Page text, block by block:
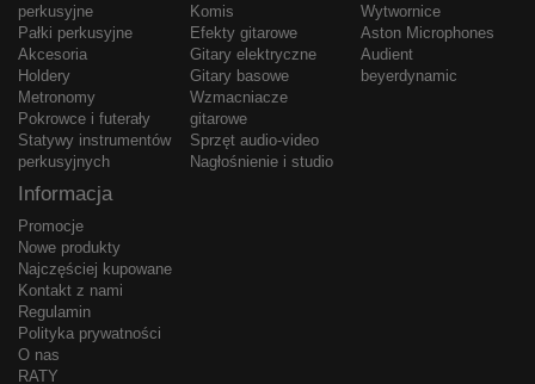
perkusyjne
Pałki perkusyjne
Akcesoria
Holdery
Metronomy
Pokrowce i futerały
Statywy instrumentów
perkusyjnych
Komis
Efekty gitarowe
Gitary elektryczne
Gitary basowe
Wzmacniacze
gitarowe
Sprzęt audio-video
Nagłośnienie i studio
Wytwornice
Aston Microphones
Audient
beyerdynamic
Informacja
Promocje
Nowe produkty
Najczęściej kupowane
Kontakt z nami
Regulamin
Polityka prywatności
O nas
RATY